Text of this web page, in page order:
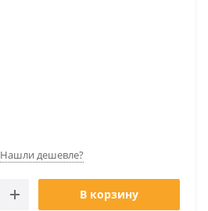
Нашли дешевле?
В корзину